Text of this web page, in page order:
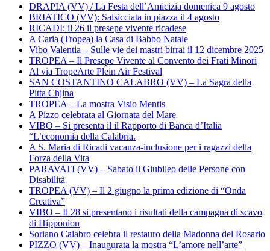
DRAPIA (VV) / La Festa dell’Amicizia domenica 9 agosto
BRIATICO (VV): Salsicciata in piazza il 4 agosto
RICADI: il 26 il presepe vivente ricadese
A Caria (Tropea) la Casa di Babbo Natale
Vibo Valentia – Sulle vie dei mastri birrai il 12 dicembre 2025
TROPEA – Il Presepe Vivente al Convento dei Frati Minori
Al via TropeArte Plein Air Festival
SAN COSTANTINO CALABRO (VV) – La Sagra della
Pitta Chjina
TROPEA – La mostra Visio Mentis
A Pizzo celebrata al Giornata del Mare
VIBO – Si presenta il il Rapporto di Banca d’Italia
“L’economia della Calabria.
A S. Maria di Ricadi vacanza-inclusione per i ragazzi della
Forza della Vita
PARAVATI (VV) – Sabato il Giubileo delle Persone con
Disabilità
TROPEA (VV) – Il 2 giugno la prima edizione di “Onda
Creativa”
VIBO – Il 28 si presentano i risultati della campagna di scavo
di Hipponion
Soriano Calabro celebra il restauro della Madonna del Rosario
PIZZO (VV) – Inaugurata la mostra “L’amore nell’arte”